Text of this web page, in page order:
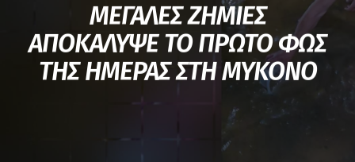
ΜΕΓΑΛΕΣ ΖΗΜΙΕΣ
ΑΠΟΚΑΛΥΨΕ ΤΟ ΠΡΩΤΟ ΦΩΣ
ΤΗΣ ΗΜΕΡΑΣ ΣΤΗ ΜΥΚΟΝΟ